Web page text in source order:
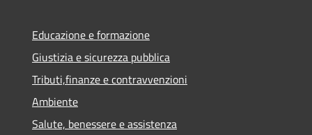
Educazione e formazione
Giustizia e sicurezza pubblica
Tributi,finanze e contravvenzioni
Ambiente
Salute, benessere e assistenza